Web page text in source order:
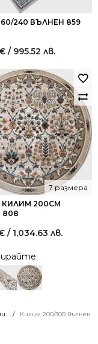
Килим 200/300 вълнен
240 ВЪЛНЕН 859
/ 995.52 лв.
КИЛИМ 200СМ
808
7 размера
/ 1,034.63 лв.